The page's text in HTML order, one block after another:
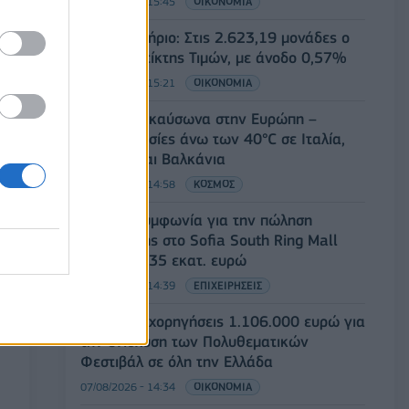
Χρηματιστήριο: Στις 2.623,19 μονάδες ο
Γενικός Δείκτης Τιμών, με άνοδο 0,57%
07/08/2026 - 15:21 ΟΙΚΟΝΟΜΙΑ
Νέο κύμα καύσωνα στην Ευρώπη –
Θερμοκρασίες άνω των 40°C σε Ιταλία,
Ισπανία και Βαλκάνια
07/08/2026 - 14:58 ΚΟΣΜΟΣ
Fourlis: Συμφωνία για την πώληση
συμμετοχής στο Sofia South Ring Mall
έναντι 49,35 εκατ. ευρώ
07/08/2026 - 14:39 ΕΠΙΧΕΙΡΗΣΕΙΣ
ΥΠΠΟ: Επιχορηγήσεις 1.106.000 ευρώ για
την ενίσχυση των Πολυθεματικών
Φεστιβάλ σε όλη την Ελλάδα
07/08/2026 - 14:34 ΟΙΚΟΝΟΜΙΑ